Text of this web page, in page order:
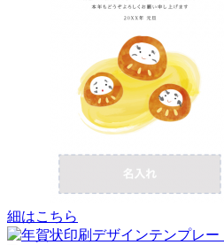
細はこちら